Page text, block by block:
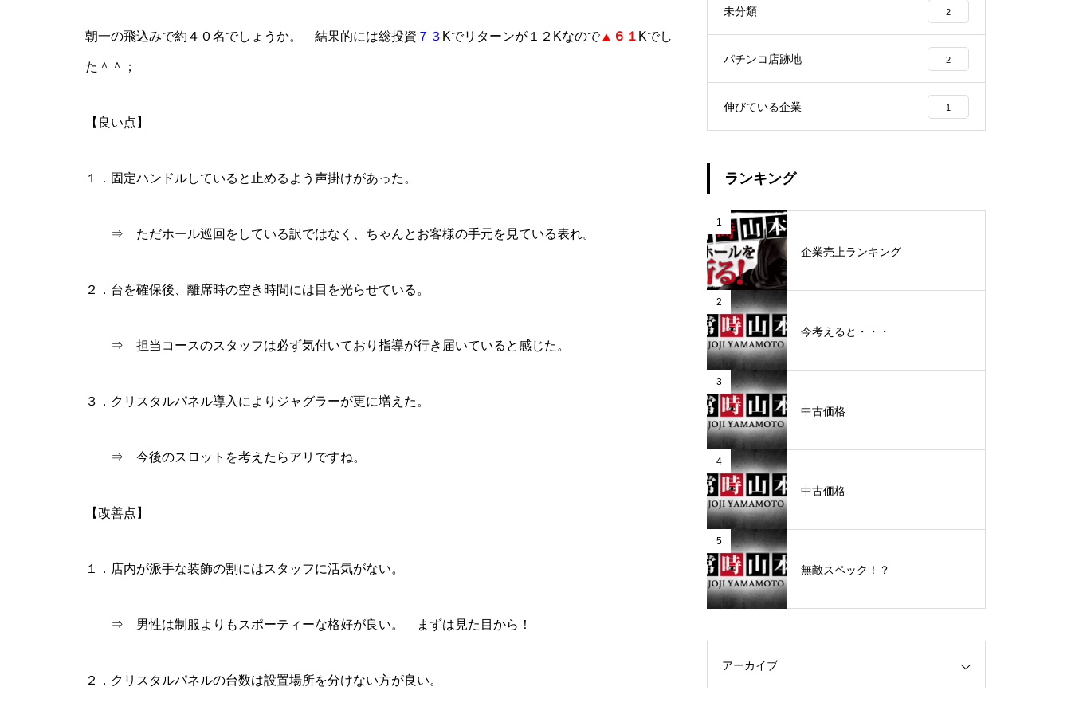
工事中 工事中
グランドクローズ グランドクローズ
グランドクローズ
朝一の飛込みで約４０名でしょうか。 結果的には総投資 ７３ Kでリターンが１２Kなので▲６１ Kでし
た＾＾；
【良い点】
１．固定ハンドルしていると止めるよう声掛けがあった。
⇒ ただホール巡回をしている訳ではなく、ちゃんとお客様の手元を見ている表れ。
２．台を確保後、離席時の空き時間には目を光らせている。
⇒ 担当コースのスタッフは必ず気付いており指導が行き届いていると感じた。
３．クリスタルパネル導入によりジャグラーが更に増えた。
⇒ 今後のスロットを考えたらアリですね。
【改善点】
１．店内が派手な装飾の割にはスタッフに活気がない。
⇒ 男性は制服よりもスポーティーな格好が良い。 まずは見た目から！
２．クリスタルパネルの台数は設置場所を分けない方が良い。
未分類 2
パチンコ店跡地 2
伸びている企業 1
ランキング
1
企業売上ランキング
2
今考えると・・・
3
中古価格
4
中古価格
5
無敵スペック！？
アーカイブ